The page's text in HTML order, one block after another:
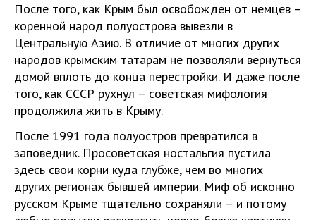
После того, как Крым был освобожден от немцев –
коренной народ полуострова вывезли в
Центральную Азию. В отличие от многих других
народов крымским татарам не позволяли вернуться
домой вплоть до конца перестройки. И даже после
того, как СССР рухнул – советская мифология
продолжила жить в Крыму.
После 1991 года полуостров превратился в
заповедник. Просоветская ностальгия пустила
здесь свои корни куда глубже, чем во многих
других регионах бывшей империи. Миф об исконно
русском Крыме тщательно сохраняли – и потому